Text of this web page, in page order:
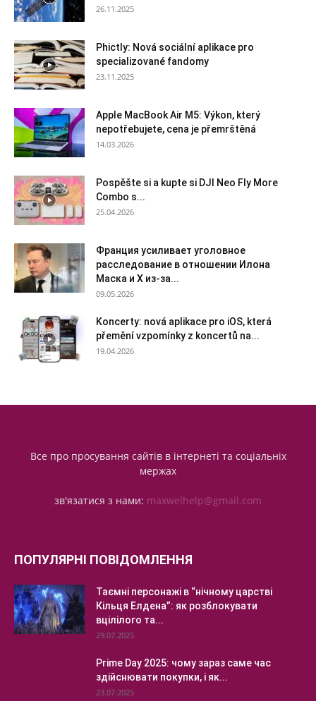
26.11.2025
Phictly: Nová sociální aplikace pro
specializované fandomy
23.11.2025
Apple MacBook Air M5: Výkon, který
nepotřebujete, cena je přemrštěná
14.03.2026
Pospěšte si a kupte si DJI Neo Fly More
Combo s...
25.04.2026
Франция усиливает уголовное
расследование в отношении Илона
Маска и X из-за...
09.05.2026
Koncerty: nová aplikace pro iOS, která
přemění vzpomínky z koncertů na...
19.04.2026
Все про просування сайтів в інтернеті та соціальніх
мержах
зв'язатися з нами: maxwelhelp@gmail.com
ПОПУЛЯРНІ ПОВІДОМЛЕННЯ
Таємні персонажі в “нічному царстві
Кільця Елдена”: як розблокувати
вцілілого та...
29.07.2025
Prime Day 2025: чому зараз саме час
здійснювати покупки, і як...
23.07.2025